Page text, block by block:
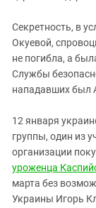
Секретность, в
Окуевой,
не погибла, а
Службы
нападавших был
12 января
группы, один из
организации
уроженца
марта без
Украины Игорь